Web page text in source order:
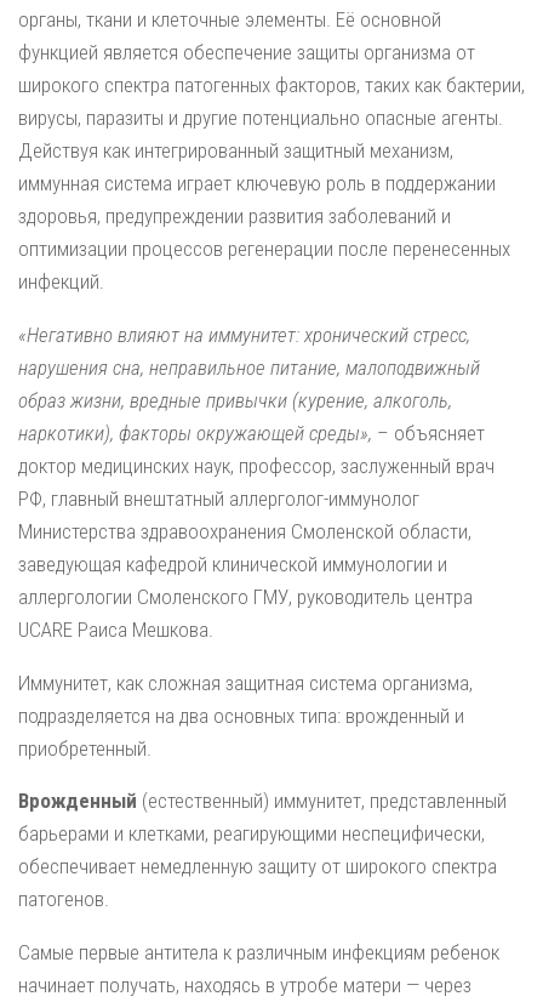
органы, ткани и клеточные элементы. Её основной
функцией является обеспечение защиты организма от
широкого спектра патогенных факторов, таких как бактерии,
вирусы, паразиты и другие потенциально опасные агенты.
Действуя как интегрированный защитный механизм,
иммунная система играет ключевую роль в поддержании
здоровья, предупреждении развития заболеваний и
оптимизации процессов регенерации после перенесенных
инфекций.
«Негативно влияют на иммунитет: хронический стресс,
нарушения сна, неправильное питание, малоподвижный
образ жизни, вредные привычки (курение, алкоголь,
наркотики), факторы окружающей среды», – объясняет
доктор медицинских наук, профессор, заслуженный врач
РФ, главный внештатный аллерголог-иммунолог
Министерства здравоохранения Смоленской области,
заведующая кафедрой клинической иммунологии и
аллергологии Смоленского ГМУ, руководитель центра
UCARE Раиса Мешкова.
Иммунитет, как сложная защитная система организма,
подразделяется на два основных типа: врожденный и
приобретенный.
Врожденный (естественный) иммунитет, представленный
барьерами и клетками, реагирующими неспецифически,
обеспечивает немедленную защиту от широкого спектра
патогенов.
Самые первые антитела к различным инфекциям ребенок
начинает получать, находясь в утробе матери — через